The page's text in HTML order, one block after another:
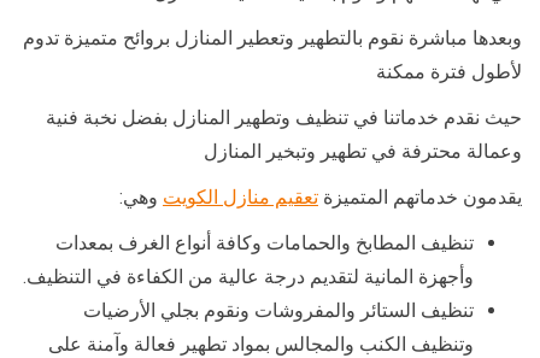
وبعدها مباشرة نقوم بالتطهير وتعطير المنازل بروائح متميزة تدوم
لأطول فترة ممكنة
حيث نقدم خدماتنا في تنظيف وتطهير المنازل بفضل نخبة فنية
وعمالة محترفة في تطهير وتبخير المنازل
يقدمون خدماتهم المتميزة تعقيم منازل الكويت وهي:
تنظيف المطابخ والحمامات وكافة أنواع الغرف بمعدات
وأجهزة المانية لتقديم درجة عالية من الكفاءة في التنظيف.
تنظيف الستائر والمفروشات ونقوم بجلي الأرضيات
وتنظيف الكنب والمجالس بمواد تطهير فعالة وآمنة على